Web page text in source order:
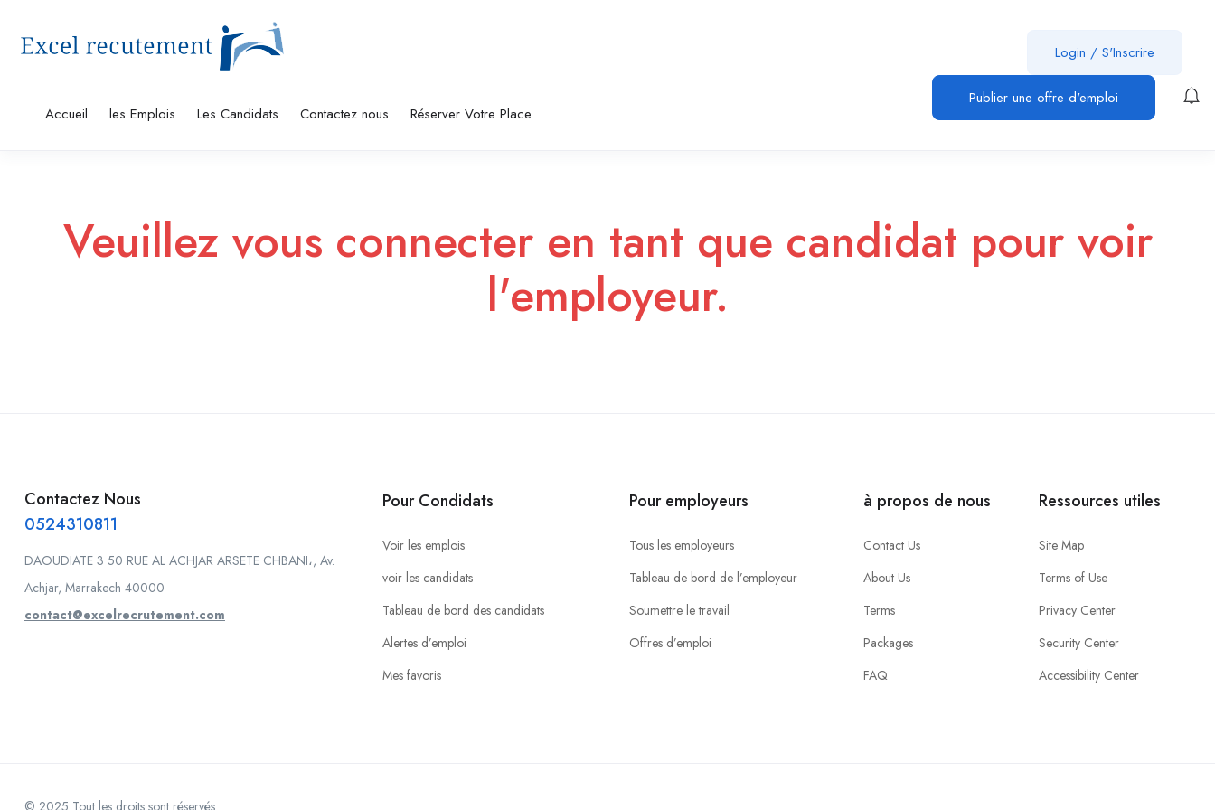
Accueil les Emplois Les Candidats Contactez nous Réserver Votre Place
Login / S'Inscrire
Publier une offre d'emploi
Veuillez vous connecter en tant que candidat pour voir
l'employeur.
Contactez Nous
0524310811
DAOUDIATE 3 50 RUE AL ACHJAR ARSETE CHBANI،, Av.
Achjar, Marrakech 40000
contact@excelrecrutement.com
Pour Condidats
Voir les emplois
voir les candidats
Tableau de bord des candidats
Alertes d’emploi
Mes favoris
Pour employeurs
Tous les employeurs
Tableau de bord de l’employeur
Soumettre le travail
Offres d’emploi
à propos de nous
Contact Us
About Us
Terms
Packages
FAQ
Ressources utiles
Site Map
Terms of Use
Privacy Center
Security Center
Accessibility Center
© 2025 Tout les droits sont réservés